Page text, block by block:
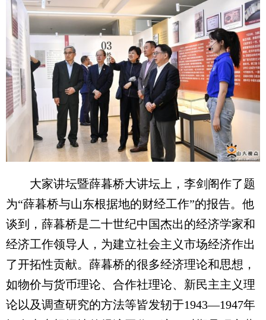
大家讲坛暨薛暮桥大讲坛上，李剑阁作了题
为“薛暮桥与山东根据地的财经工作”的报告。他
谈到，薛暮桥是二十世纪中国杰出的经济学家和
经济工作领导人，为建立社会主义市场经济作出
了开拓性贡献。薛暮桥的很多经济理论和思想，
如物价与货币理论、合作社理论、新民主主义理
论以及调查研究的方法等皆发轫于1943—1947年